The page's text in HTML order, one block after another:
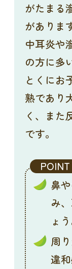
がたまる
がありま
中耳炎や
の方に多
とくにお
熟であり
く、また
です。
POINT
鼻
み
ょう
周
違